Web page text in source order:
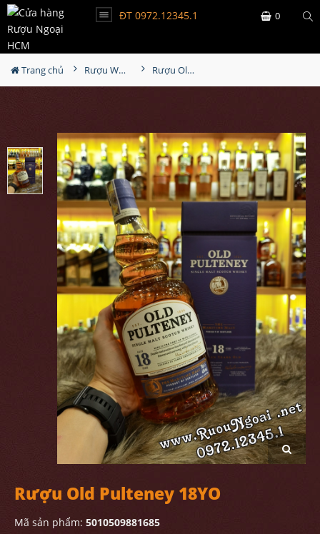
ĐT 0972.12345.1 0
Trang chủ Rượu Whisky Rượu Old Pulteney 18YO
Rượu Old Pulteney 18YO
Mã sản phẩm: 5010509881685